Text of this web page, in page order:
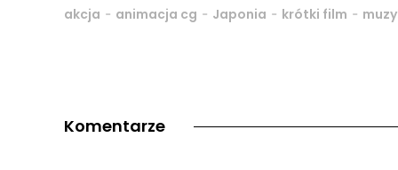
akcja - animacja cg - Japonia - krótki film -
Komentarze